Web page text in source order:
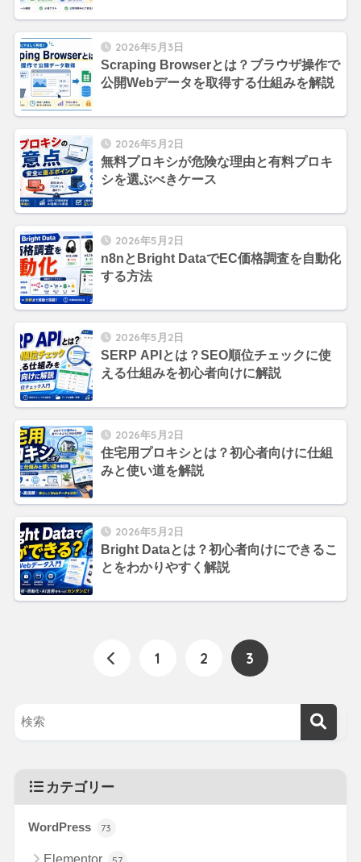
2026年5月3日
Scraping Browserとは？ブラウザ操作で
公開Webデータを取得する仕組みを解説
2026年5月2日
無料プロキシが危険な理由と有料プロキ
シを選ぶべきケース
2026年5月2日
n8nとBright DataでEC価格調査を自動化
する方法
2026年5月2日
SERP APIとは？SEO順位チェックに使
える仕組みを初心者向けに解説
2026年5月2日
住宅用プロキシとは？初心者向けに仕組
みと使い道を解説
2026年5月2日
Bright Dataとは？初心者向けにできるこ
とをわかりやすく解説
1 2 3
カテゴリー
WordPress 73